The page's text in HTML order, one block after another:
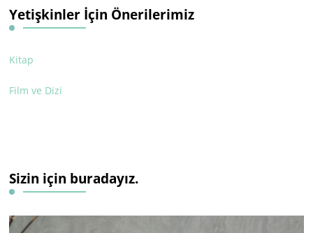
Yetişkinler İçin Önerilerimiz
Kitap
Film ve Dizi
Sizin için buradayız.